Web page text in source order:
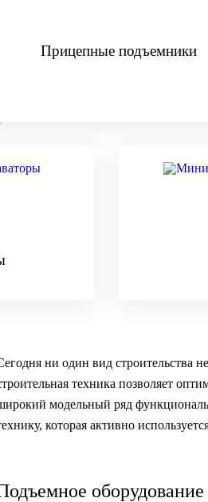
Прицепные подъемники
ни один вид строительства
техника позволяет
модельный ряд
которая активно
оборудование